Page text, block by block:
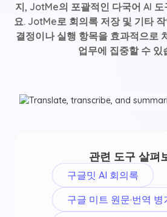
지, JotMe의 포괄적인 다국어 AI
요. JotMe로 회의록 저장 및 기타
결정이나 실행 항목을 효과적으로
업무에 집중할 수 있
관련 도구 살펴
구글밋 AI 회의록
구글 미트 원문·번역